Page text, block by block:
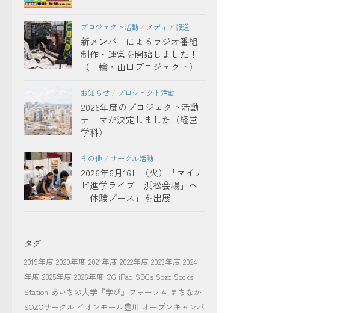
プロジェクト活動 / メディア報道
新メンバーによるラジオ番組
制作・運営を開始しました！
（三輪・山口プロジェクト）
お知らせ / プロジェクト活動
2026年度のプロジェクト活動
テーマが決定しました（経営
学科）
その他 / サークル活動
2026年6月16日（火）「マイナ
ビ進学ライブ 浜松会場」へ
「体験ブース」を出展
タグ
2019年度 2020年度 2021年度 2022年度 2023年度 2024
年度 2025年度 2026年度 CG iPad SDGs Sozo Socks
Station あいちの大学『学び』フォーラム まちなか
SOZOサークル イオンモール豊川 オープンキャンパ